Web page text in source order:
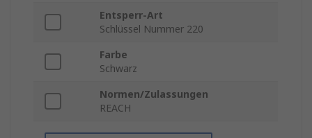
Entsperr-Art
Schlüssel Nummer 220
Farbe
Schwarz
Normen/Zulassungen
REACH